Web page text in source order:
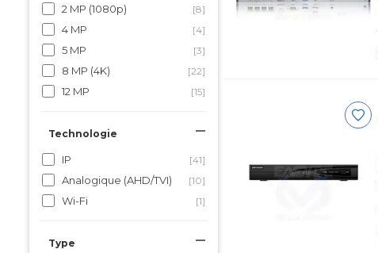
2 MP (1080p) [8]
4 MP [4]
5 MP [3]
8 MP (4K) [22]
12 MP [15]
Technologie
IP [41]
Analogique (AHD/TVI) [10]
Wi-Fi [1]
Type